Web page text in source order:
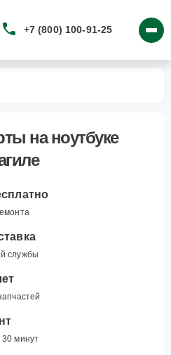
+7 (800) 100-91-25
на ноутбуке
службы
минут